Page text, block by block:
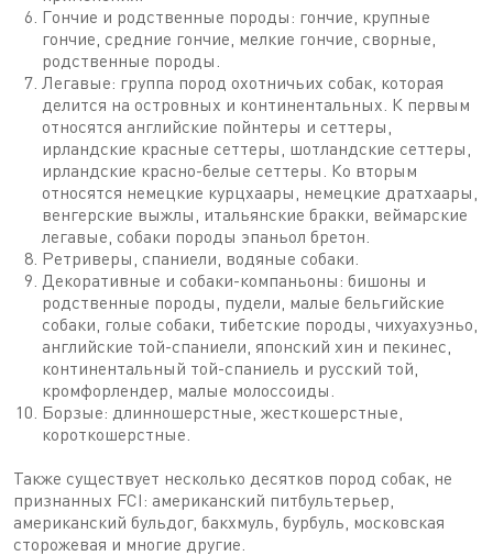
Гончие и родственные породы: гончие, крупные
гончие, средние гончие, мелкие гончие, сворные,
родственные породы.
Легавые: группа пород охотничьих собак, которая
делится на островных и континентальных. К первым
относятся английские пойнтеры и сеттеры,
ирландские красные сеттеры, шотландские сеттеры,
ирландские красно-белые сеттеры. Ко вторым
относятся немецкие курцхаары, немецкие дратхаары,
венгерские выжлы, итальянские бракки, веймарские
легавые, собаки породы эпаньол бретон.
Ретриверы, спаниели, водяные собаки.
Декоративные и собаки-компаньоны: бишоны и
родственные породы, пудели, малые бельгийские
собаки, голые собаки, тибетские породы, чихуахуэньо,
английские той-спаниели, японский хин и пекинес,
континентальный той-спаниель и русский той,
кромфорлендер, малые молоссоиды.
Борзые: длинношерстные, жесткошерстные,
короткошерстные.
Также существует несколько десятков пород собак, не
признанных FCI: американский питбультерьер,
американский бульдог, бакхмуль, бурбуль, московская
сторожевая и многие другие.